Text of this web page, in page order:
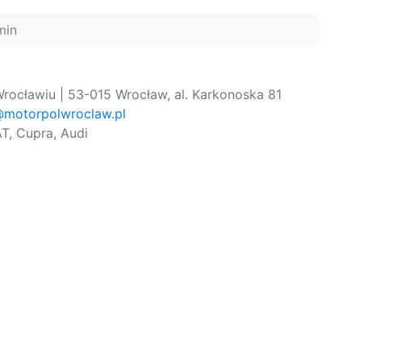
| 53-015 Wrocław, al. Karkonoska 81
Cupra, Audi